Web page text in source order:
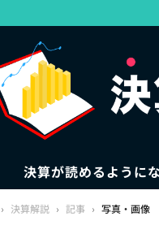
決算が読めるように
› 決算解説 › 記事 › 写真・画像